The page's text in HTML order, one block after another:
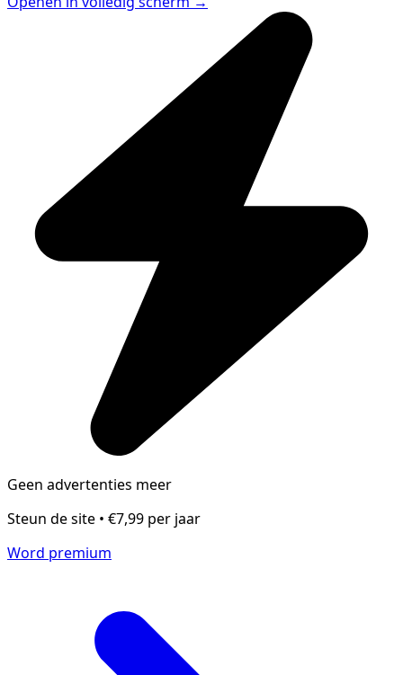
Geen advertenties meer
Steun de site • €7,99 per jaar
Word premium